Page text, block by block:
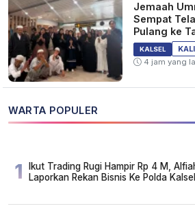
Jemaah
Sempat
Pulang ke
KALSEL
4 jam yang
WARTA POPULER
1
Ikut Trading Rugi Hampir Rp 4 M,
Laporkan Rekan Bisnis Ke Polda Kalsel